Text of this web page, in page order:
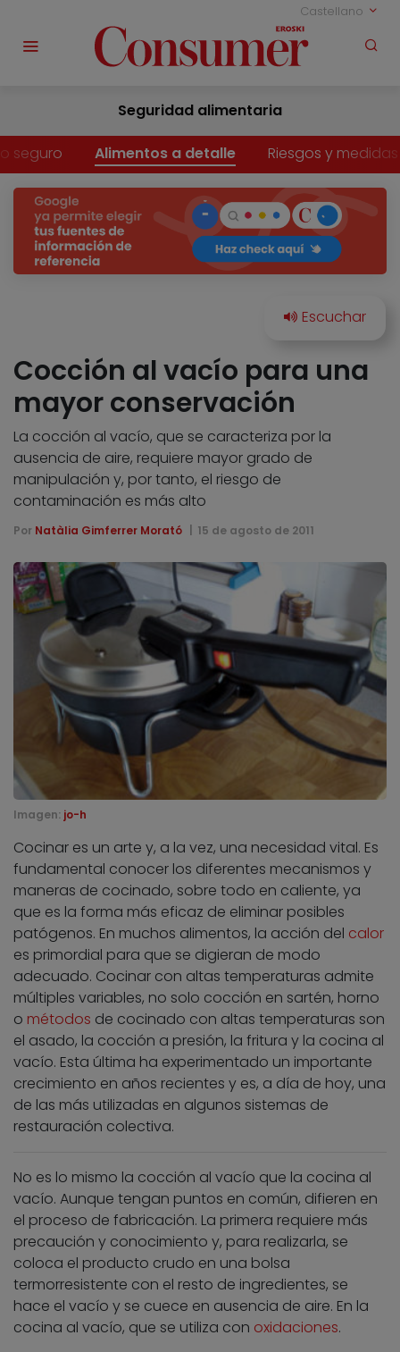
Castellano
Seguridad alimentaria
seguro Alimentos a detalle Riesgos y medidas
Cocción al vacío para una
mayor conservación
La cocción al vacío, que se caracteriza por la
ausencia de aire, requiere mayor grado de
manipulación y, por tanto, el riesgo de
contaminación es más alto
Por Natàlia Gimferrer Morató 15 de agosto de 2011
Imagen: jo-h
Cocinar es un arte y, a la vez, una necesidad vital. Es
fundamental conocer los diferentes mecanismos y
maneras de cocinado, sobre todo en caliente, ya
que es la forma más eficaz de eliminar posibles
patógenos. En muchos alimentos, la acción del calor
es primordial para que se digieran de modo
adecuado. Cocinar con altas temperaturas admite
múltiples variables, no solo cocción en sartén, horno
o métodos de cocinado con altas temperaturas son
el asado, la cocción a presión, la fritura y la cocina al
vacío. Esta última ha experimentado un importante
crecimiento en años recientes y es, a día de hoy, una
de las más utilizadas en algunos sistemas de
restauración colectiva.
No es lo mismo la cocción al vacío que la cocina al
vacío. Aunque tengan puntos en común, difieren en
el proceso de fabricación. La primera requiere más
precaución y conocimiento y, para realizarla, se
coloca el producto crudo en una bolsa
termorresistente con el resto de ingredientes, se
hace el vacío y se cuece en ausencia de aire. En la
cocina al vacío, que se utiliza con oxidaciones.